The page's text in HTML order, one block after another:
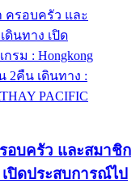
บครัว และสมาชิก
ปิดประสบการณ์ไป